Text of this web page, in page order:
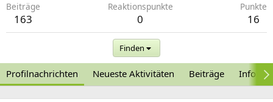
Beiträge
163
Reaktionspunkte
0
Punkte
16
Finden
Profilnachrichten Neueste Aktivitäten Beiträge